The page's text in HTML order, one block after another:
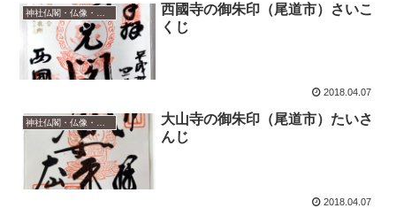
神社仏閣・仏像・御朱印
西國寺の御朱印（尾道市）さいこ
くじ
2018.04.07
大山寺の御朱印（尾道市）たいさ
んじ
2018.04.07